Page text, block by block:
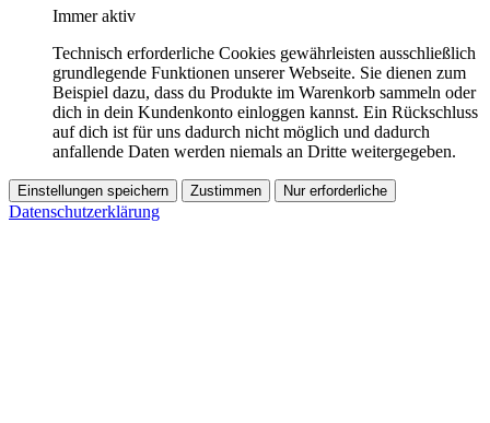
Immer aktiv
Technisch erforderliche Cookies gewährleisten ausschließlich
grundlegende Funktionen unserer Webseite. Sie dienen zum
Beispiel dazu, dass du Produkte im Warenkorb sammeln oder
dich in dein Kundenkonto einloggen kannst. Ein Rückschluss
auf dich ist für uns dadurch nicht möglich und dadurch
anfallende Daten werden niemals an Dritte weitergegeben.
Einstellungen speichern Zustimmen Nur erforderliche
Datenschutzerklärung